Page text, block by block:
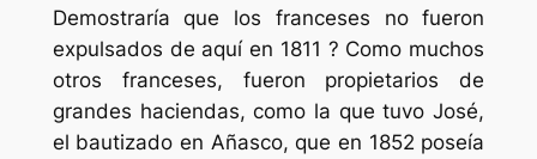
Demostraría que los franceses no fueron
expulsados de aquí en 1811 ? Como muchos
otros franceses, fueron propietarios de
grandes haciendas, como la que tuvo José,
el bautizado en Añasco, que en 1852 poseía